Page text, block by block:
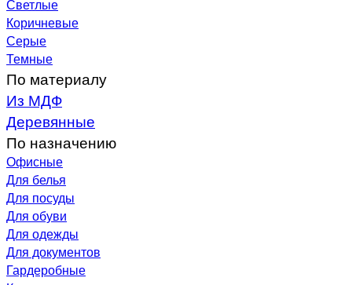
Светлые
Коричневые
Серые
Темные
По материалу
Из МДФ
Деревянные
По назначению
Офисные
Для белья
Для посуды
Для обуви
Для одежды
Для документов
Гардеробные